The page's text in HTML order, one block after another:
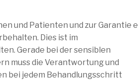
und Patienten und zur Garantie
Dies ist im
Gerade bei der sensiblen
muss die Verantwortung und
bei jedem Behandlungsschritt